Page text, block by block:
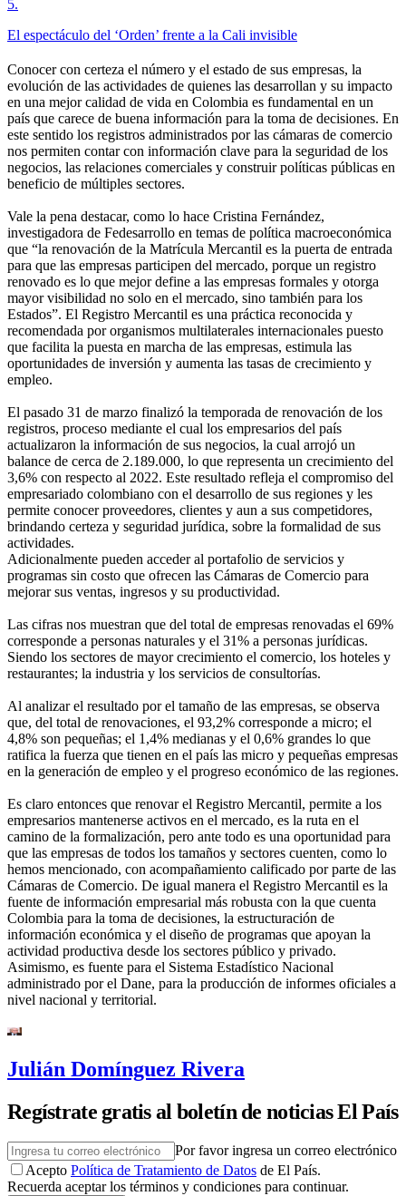
5.
El espectáculo del ‘Orden’ frente a la Cali invisible
Conocer con certeza el número y el estado de sus empresas, la
evolución de las actividades de quienes las desarrollan y su impacto
en una mejor calidad de vida en Colombia es fundamental en un
país que carece de buena información para la toma de decisiones. En
este sentido los registros administrados por las cámaras de comercio
nos permiten contar con información clave para la seguridad de los
negocios, las relaciones comerciales y construir políticas públicas en
beneficio de múltiples sectores.
Vale la pena destacar, como lo hace Cristina Fernández,
investigadora de Fedesarrollo en temas de política macroeconómica
que “la renovación de la Matrícula Mercantil es la puerta de entrada
para que las empresas participen del mercado, porque un registro
renovado es lo que mejor define a las empresas formales y otorga
mayor visibilidad no solo en el mercado, sino también para los
Estados”. El Registro Mercantil es una práctica reconocida y
recomendada por organismos multilaterales internacionales puesto
que facilita la puesta en marcha de las empresas, estimula las
oportunidades de inversión y aumenta las tasas de crecimiento y
empleo.
El pasado 31 de marzo finalizó la temporada de renovación de los
registros, proceso mediante el cual los empresarios del país
actualizaron la información de sus negocios, la cual arrojó un
balance de cerca de 2.189.000, lo que representa un crecimiento del
3,6% con respecto al 2022. Este resultado refleja el compromiso del
empresariado colombiano con el desarrollo de sus regiones y les
permite conocer proveedores, clientes y aun a sus competidores,
brindando certeza y seguridad jurídica, sobre la formalidad de sus
actividades.
Adicionalmente pueden acceder al portafolio de servicios y
programas sin costo que ofrecen las Cámaras de Comercio para
mejorar sus ventas, ingresos y su productividad.
Las cifras nos muestran que del total de empresas renovadas el 69%
corresponde a personas naturales y el 31% a personas jurídicas.
Siendo los sectores de mayor crecimiento el comercio, los hoteles y
restaurantes; la industria y los servicios de consultorías.
Al analizar el resultado por el tamaño de las empresas, se observa
que, del total de renovaciones, el 93,2% corresponde a micro; el
4,8% son pequeñas; el 1,4% medianas y el 0,6% grandes lo que
ratifica la fuerza que tienen en el país las micro y pequeñas empresas
en la generación de empleo y el progreso económico de las regiones.
Es claro entonces que renovar el Registro Mercantil, permite a los
empresarios mantenerse activos en el mercado, es la ruta en el
camino de la formalización, pero ante todo es una oportunidad para
que las empresas de todos los tamaños y sectores cuenten, como lo
hemos mencionado, con acompañamiento calificado por parte de las
Cámaras de Comercio. De igual manera el Registro Mercantil es la
fuente de información empresarial más robusta con la que cuenta
Colombia para la toma de decisiones, la estructuración de
información económica y el diseño de programas que apoyan la
actividad productiva desde los sectores público y privado.
Asimismo, es fuente para el Sistema Estadístico Nacional
administrado por el Dane, para la producción de informes oficiales a
nivel nacional y territorial.
Julián Domínguez Rivera
Regístrate gratis al boletín de noticias El País
Por favor ingresa un correo electrónico
Acepto Política de Tratamiento de Datos de El País.
Recuerda aceptar los términos y condiciones para continuar.